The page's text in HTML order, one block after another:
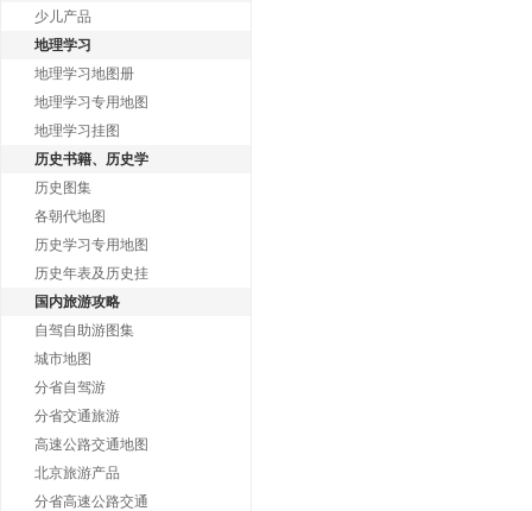
少儿产品
地理学习
地理学习地图册
地理学习专用地图
地理学习挂图
历史书籍、历史学
历史图集
各朝代地图
历史学习专用地图
历史年表及历史挂
国内旅游攻略
自驾自助游图集
城市地图
分省自驾游
分省交通旅游
高速公路交通地图
北京旅游产品
分省高速公路交通